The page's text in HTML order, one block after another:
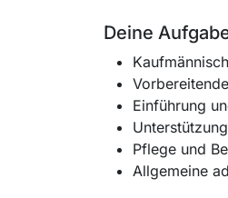
Deine
Einführung
Pflege und
Allgemeine